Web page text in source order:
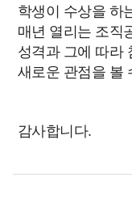
학생이 수상을 하
매년 열리는 조직
성격과 그에 따라
새로운 관점을 볼
감사합니다.